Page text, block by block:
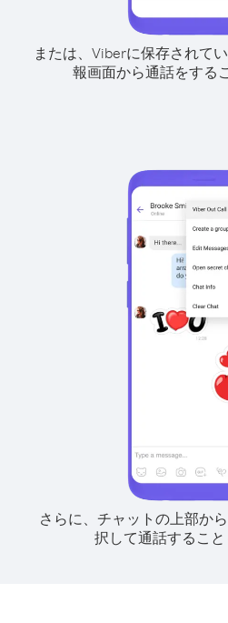
または、Viberに保存されて
報画面から通話をする
さらに、チャットの上部か
択して通話すること